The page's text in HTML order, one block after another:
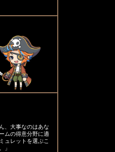
、大事なのはあな
ムの得意分野に適
ュレットを選ぶこ
」